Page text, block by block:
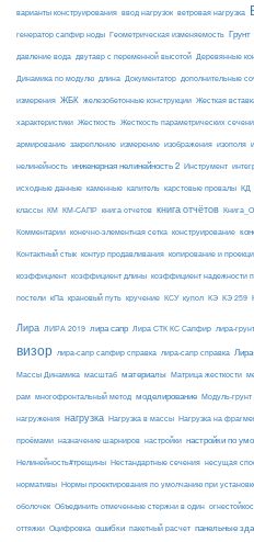
варианты конструирования ввод нагрузок ветровая нагрузка
генератор сапфир ноды Геометрическая изменяемость Грунт
давление вода двутавр с переменной высотой Деревянные
Динамика по модулю длина Документатор дополнительные
измерения ЖБК железобетонные конструкции Жесткая
характеристики Жесткость Жесткость параметрических
армирование закрепление измерение изображения изополя
нелинейность инженерная нелинейность 2 Инструмент
исходные данные каменные капитель карстовые провалы КД
классы КМ КМ-САПР книга отчетов книга отчётов
Комментарии конечно-элементная сетка конструирование
Контактный стык контур продавливания копирование и
коэффициент коэффициент длины коэффициент надежности
постели кПа крановый путь кручение КСУ купол КЭ КЭ 259
Лира ЛИРА 2019 лира сапр Лира СТК КС Сапфир лира-грунт
визор лира-сапр сапфир справка лира-сапр справка
Массы Динамика масштаб материалы Матрица жесткости
рам многофронтальный метод моделирование Модуль-грунт
нагружения нагрузка Нагрузка в массы Нагрузка на
проёмами назначение шарниров настройки настройки по
Нелинейность#трещины Нестандартные сечения несущая
нормативы Нормы проектирования по умолчанию при
оболочек Объединить отмеченные стержни в один
оттяжки Оцифровка ошибки пакетный расчет панельные